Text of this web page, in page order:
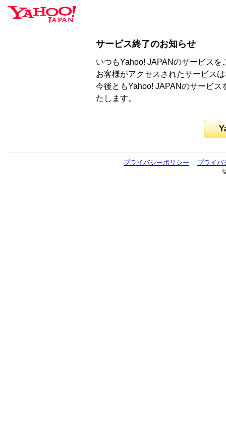
サービス終了のお知らせ
いつもYahoo! JAPANのサービス
お客様がアクセスされたサービス
今後ともYahoo! JAPANのサービ
たします。
プライバシーポリシー - プライバ